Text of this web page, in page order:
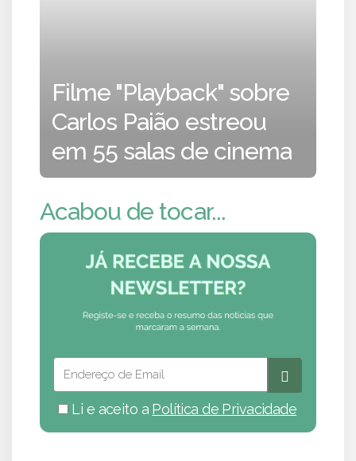
Filme "Playback" sobre
Carlos Paião estreou
em 55 salas de cinema
Acabou de tocar...
Li e aceito a Política de Privacidade